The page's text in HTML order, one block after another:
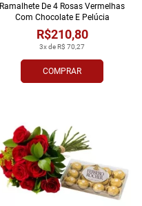
COMPRAR
3x de R$ 70,27
R$210,80
Ramalhete De 4 Rosas Vermelhas
Com Chocolate E Pelúcia